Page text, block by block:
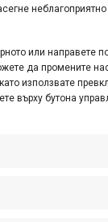
или направете
да промените
използвате
върху бутона
мъка е
му мисии…
Реклама
е жив